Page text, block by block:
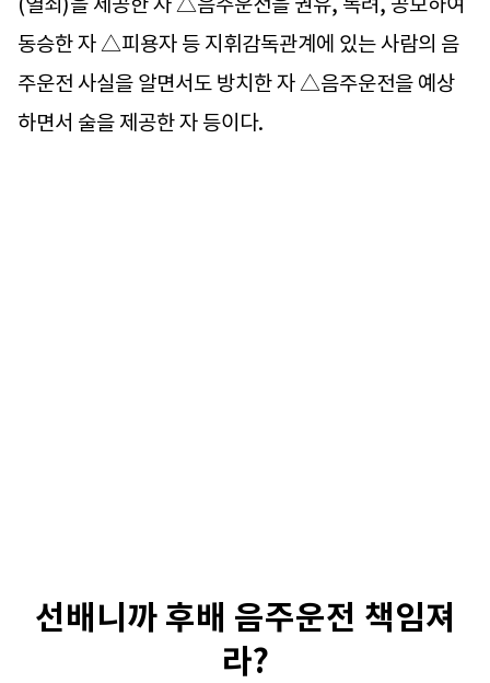
동승한 자 △피용자 등 지휘감독관계에 있는 사람의 음
주운전 사실을 알면서도 방치한 자 △음주운전을 예상
하면서 술을 제공한 자 등이다.
선배니까 후배 음주운전 책임져
라?